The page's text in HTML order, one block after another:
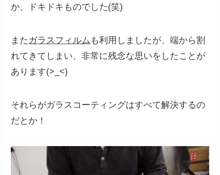
か、ドキドキものでした(笑)
また ガラスフィルム も利用しましたが、端から割
れてきてしまい、非常に残念な思いをしたことが
あります(>_<)
それらがガラスコーティングはすべて解決するの
だとか！